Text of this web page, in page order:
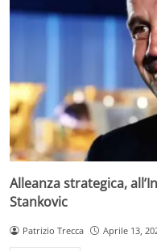
Alleanza strategica,
Stankovic
Patrizio Trecca Aprile 13,